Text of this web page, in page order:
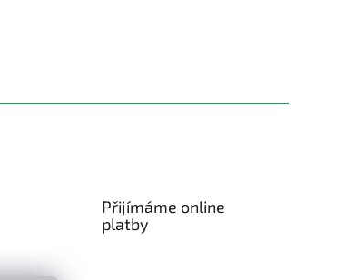
Přijímáme online
platby